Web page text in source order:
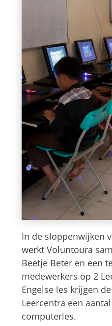
In de sloppenwijken
werkt Voluntoura
Beetje Beter en een
medewerkers op 2
Engelse les krijgen
Leercentra een
computerles.